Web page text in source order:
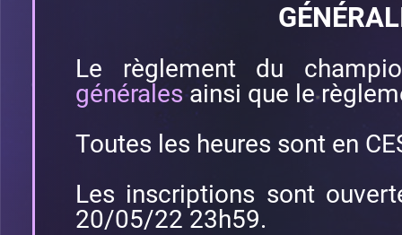
Le règlement du
généralesainsi que le
Toutes les heures sont en
Les inscriptions sont
20/05/22 23h59.